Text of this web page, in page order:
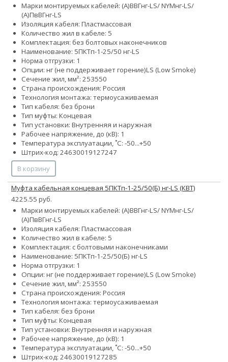
Марки монтируемых кабелей: (А)ВВГнг-LS/ NYMнг-LS/
(А)ПвВГнг-LS
Изоляция кабеля: Пластмассовая
Количество жил в кабеле: 5
Комплектация: без болтовых наконечников
Наименование: 5ПКТп-1-25/50 нг-LS
Норма отгрузки: 1
Опции: нг (не поддерживает горение)LS (Low Smoke)
Сечение жил, мм²: 253550
Страна происхождения: Россия
Технология монтажа: термоусаживаемая
Тип кабеля: без брони
Тип муфты: Концевая
Тип установки: Внутренняя и наружная
Рабочее напряжение, до (кВ): 1
Температура эксплуатации, ˚С: -50...+50
Штрих-код: 24630019127247
В корзину
Муфта кабельная концевая 5ПКТп-1-25/50(Б) нг-LS (КВТ)
4225.55 руб.
Марки монтируемых кабелей: (А)ВВГнг-LS/ NYMнг-LS/
(А)ПвВГнг-LS
Изоляция кабеля: Пластмассовая
Количество жил в кабеле: 5
Комплектация: с болтовыми наконечниками
Наименование: 5ПКТп-1-25/50(Б) нг-LS
Норма отгрузки: 1
Опции: нг (не поддерживает горение)LS (Low Smoke)
Сечение жил, мм²: 253550
Страна происхождения: Россия
Технология монтажа: термоусаживаемая
Тип кабеля: без брони
Тип муфты: Концевая
Тип установки: Внутренняя и наружная
Рабочее напряжение, до (кВ): 1
Температура эксплуатации, ˚С: -50...+50
Штрих-код: 24630019127285